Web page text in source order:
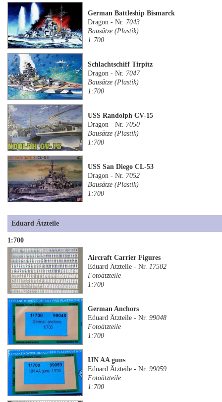
German Battleship Bismarck
Dragon - Nr. 7043
Bausätze (Plastik)
1:700
Schlachtschiff Tirpitz
Dragon - Nr. 7047
Bausätze (Plastik)
1:700
USS Randolph CV-15
Dragon - Nr. 7050
Bausätze (Plastik)
1:700
USS San Diego CL-53
Dragon - Nr. 7052
Bausätze (Plastik)
1:700
Eduard Ätzteile
1:700
Aircraft Carrier Figures
Eduard Ätzteile - Nr.17502
Fotoätzteile
1:700
German Anchors
Eduard Ätzteile - Nr.99048
Fotoätzteile
1:700
IJN AA guns
Eduard Ätzteile - Nr.99059
Fotoätzteile
1:700